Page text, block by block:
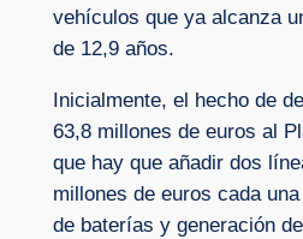
vehículos que ya alcanza
de 12,9 años.
Inicialmente, el hecho de
63,8 millones de euros al
que hay que añadir dos
millones de euros cada
de baterías y generación